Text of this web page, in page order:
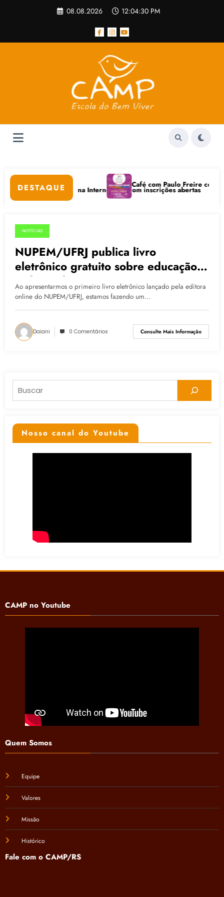
08.08.2026 12:04:30 PM
DESTAQUE
e Bem-Estar na Internet está com inscrições abertas
Café com Paulo Freire convida:
07.05.2015
NOTÍCIAS
NUPEM/UFRJ publica livro
eletrônico gratuito sobre educação
ambiental
Ao apresentarmos o primeiro livro eletrônico lançado pela editora
online do NUPEM/UFRJ, estamos fazendo um…
Daiani 0 Comentários Consulte Mais Informação
Pesquisar
Nosso canal do Youtube
CAMP no Youtube
Quem Somos
Equipe
Valores
Missão
Histórico
Fale com o CAMP/RS